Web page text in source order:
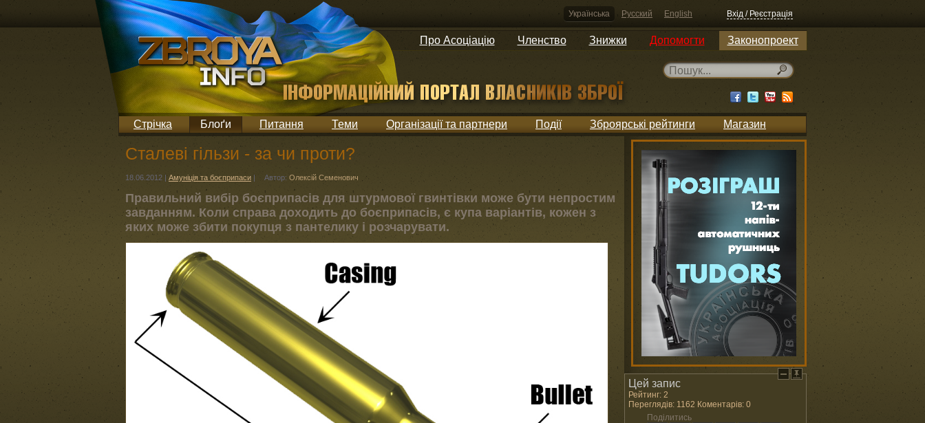
Українська Русский English Вхід / Реєстрація
Про Асоціацію Членство Знижки Допомогти Законопроект
Стрічка Блоґи Питання Теми Організації та партнери Події Зброярські рейтинги Магазин
Сталеві гільзи - за чи проти?
18.06.2012 | Амуніція та боєприпаси | Автор: Олексій Семенович
Правильний вибір боєприпасів для штурмової гвинтівки може бути непростим
завданням. Коли справа доходить до боєприпасів, є купа варіантів, кожен з
яких може збити покупця з пантелику і розчарувати.
Цей запис
Рейтинг: 2
Переглядів: 1162 Коментарів: 0
Поділитись